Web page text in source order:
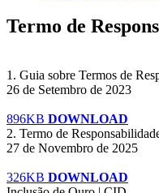
Termo de
1. Guia sobre Termos de
26 de Setembro de 2023
896KB DOWNLOAD
2. Termo de
27 de Novembro de 2025
326KB DOWNLOAD